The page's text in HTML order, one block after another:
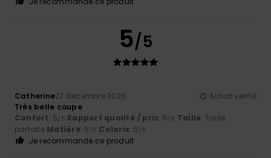
5/5
Catherine27 décembre 2025
Achat vérifié
Très belle coupe
Confort: 5/5 Rapport qualité / prix: 5/5 Taille: Taille
parfaite Matière: 5 /5 Coloris: 5 /5
Je recommande ce produit